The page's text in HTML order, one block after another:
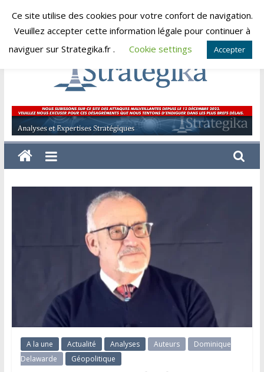
Skip
vendredi, août 7, 2026
Strategika
Expertise
et
Analyses
A la une Actualité Analyses Auteurs
Dominique
Delawarde
Géopolitique
Ce site utilise des cookies pour votre confort de navigation.
Veuillez accepter cette information légale pour continuer à
naviguer sur Strategika.fr .
Cookie settings Accepter